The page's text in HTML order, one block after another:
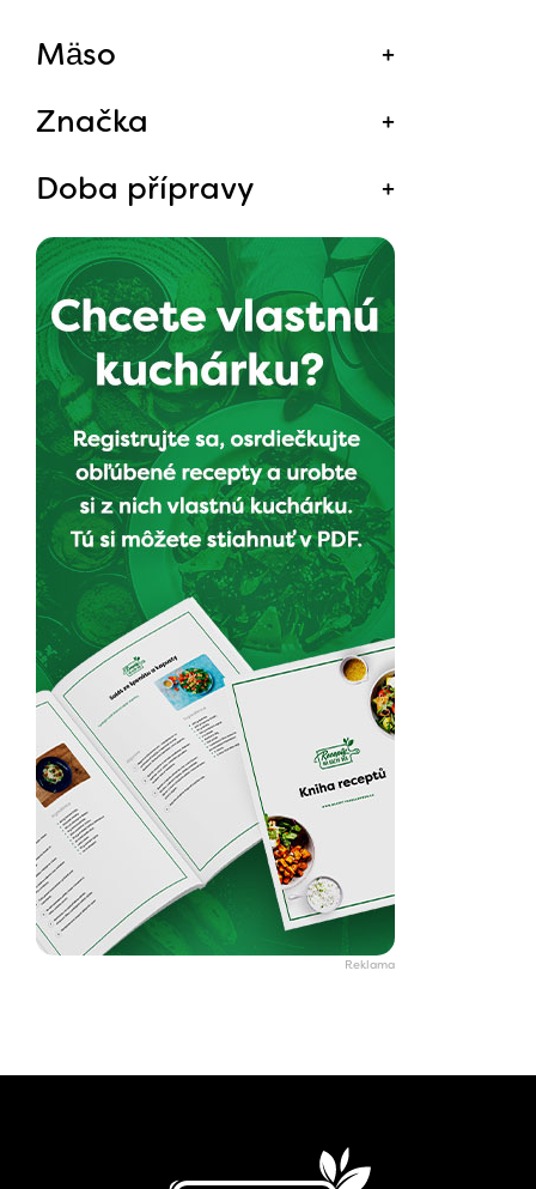
Mäso
Značka
Doba přípravy